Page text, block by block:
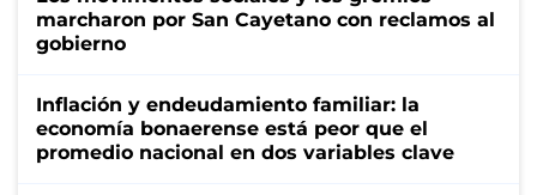
marcharon por San Cayetano con reclamos al
gobierno
Inflación y endeudamiento familiar: la
economía bonaerense está peor que el
promedio nacional en dos variables clave